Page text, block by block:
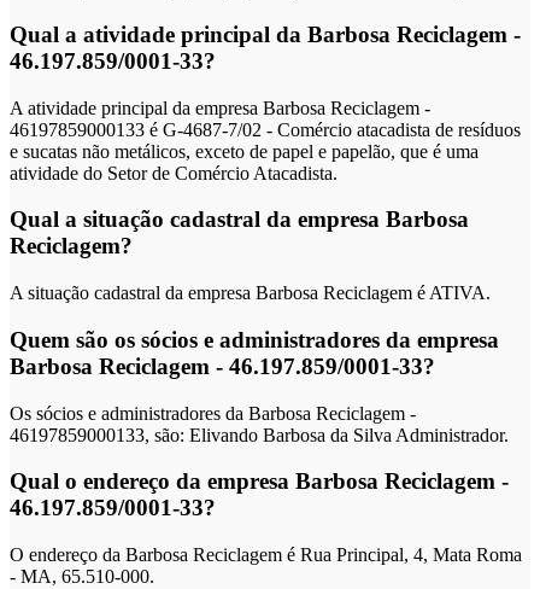
Qual a atividade principal da Barbosa Reciclagem -
46.197.859/0001-33?
A atividade principal da empresa Barbosa Reciclagem -
46197859000133 é G-4687-7/02 - Comércio atacadista de resíduos
e sucatas não metálicos, exceto de papel e papelão, que é uma
atividade do Setor de Comércio Atacadista.
Qual a situação cadastral da empresa Barbosa
Reciclagem?
A situação cadastral da empresa Barbosa Reciclagem é ATIVA.
Quem são os sócios e administradores da empresa
Barbosa Reciclagem - 46.197.859/0001-33?
Os sócios e administradores da Barbosa Reciclagem -
46197859000133, são: Elivando Barbosa da Silva Administrador.
Qual o endereço da empresa Barbosa Reciclagem -
46.197.859/0001-33?
O endereço da Barbosa Reciclagem é Rua Principal, 4, Mata Roma
- MA, 65.510-000.